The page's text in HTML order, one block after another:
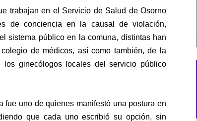
trabajan en el Servicio de Salud de Osorno
de conciencia en la causal de violación,
sistema público en la comuna, distintas han
de médicos, así como también, de la
ginecólogos locales del servicio público
uno de quienes manifestó una postura en
que cada uno escribió su opción, sin